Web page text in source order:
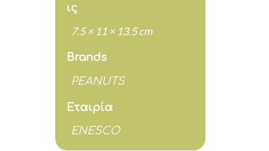
ις
7.5 × 11 × 13.5 cm
Brands
PEANUTS
Εταιρία
ENESCO